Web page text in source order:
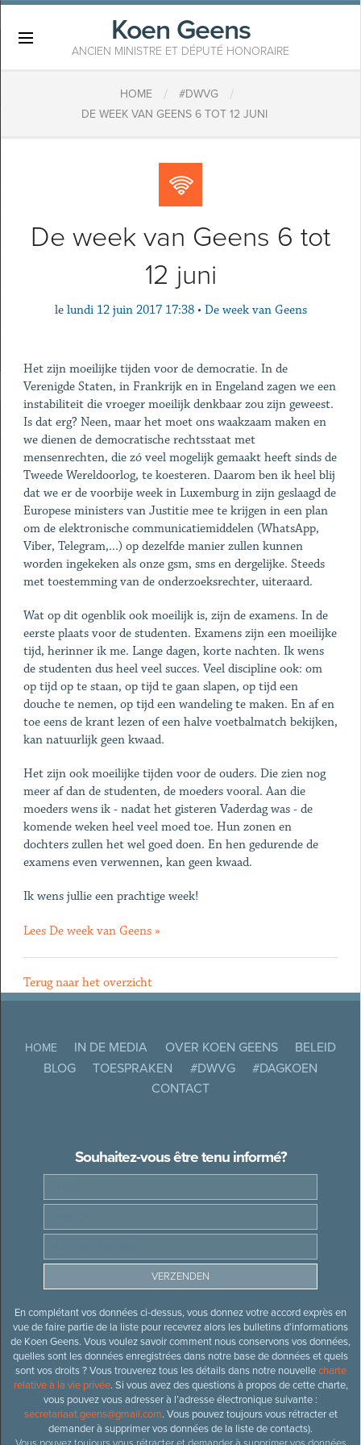
Koen Geens
ANCIEN MINISTRE ET DÉPUTÉ HONORAIRE
HOME / #DWVG /
DE WEEK VAN GEENS 6 TOT 12 JUNI
De week van Geens 6 tot
12 juni
le lundi 12 juin 2017 17:38 • De week van Geens
Het zijn moeilijke tijden voor de democratie. In de
Verenigde Staten, in Frankrijk en in Engeland zagen we een
instabiliteit die vroeger moeilijk denkbaar zou zijn geweest.
Is dat erg? Neen, maar het moet ons waakzaam maken en
we dienen de democratische rechtsstaat met
mensenrechten, die zó veel mogelijk gemaakt heeft sinds de
Tweede Wereldoorlog, te koesteren. Daarom ben ik heel blij
dat we er de voorbije week in Luxemburg in zijn geslaagd de
Europese ministers van Justitie mee te krijgen in een plan
om de elektronische communicatiemiddelen (WhatsApp,
Viber, Telegram,...) op dezelfde manier zullen kunnen
worden ingekeken als onze gsm, sms en dergelijke. Steeds
met toestemming van de onderzoeksrechter, uiteraard.
Wat op dit ogenblik ook moeilijk is, zijn de examens. In de
eerste plaats voor de studenten. Examens zijn een moeilijke
tijd, herinner ik me. Lange dagen, korte nachten. Ik wens
de studenten dus heel veel succes. Veel discipline ook: om
op tijd op te staan, op tijd te gaan slapen, op tijd een
douche te nemen, op tijd een wandeling te maken. En af en
toe eens de krant lezen of een halve voetbalmatch bekijken,
kan natuurlijk geen kwaad.
Het zijn ook moeilijke tijden voor de ouders. Die zien nog
meer af dan de studenten, de moeders vooral. Aan die
moeders wens ik - nadat het gisteren Vaderdag was - de
komende weken heel veel moed toe. Hun zonen en
dochters zullen het wel goed doen. En hen gedurende de
examens even verwennen, kan geen kwaad.
Ik wens jullie een prachtige week!
Lees De week van Geens »
Terug naar het overzicht
HOME IN DE MEDIA OVER KOEN GEENS
BELEID
BLOG
TOESPRAKEN #DWVG
#DAGKOEN
CONTACT
Souhaitez-vous être tenu informé?
En complétant vos données ci-dessus, vous donnez votre accord exprès en
vue de faire partie de la liste pour recevrez alors les bulletins d’informations
de Koen Geens. Vous voulez savoir comment nous conservons vos données,
quelles sont les données enregistrées dans notre base de données et quels
sont vos droits ? Vous trouverez tous les détails dans notre nouvellecharte
relative à la vie privée. Si vous avez des questions à propos de cette charte,
vous pouvez vous adresser à l’adresse électronique suivante :
secretariaat.geens@gmail.com. Vous pouvez toujours vous rétracter et
demander à supprimer vos données de la liste de contacts).